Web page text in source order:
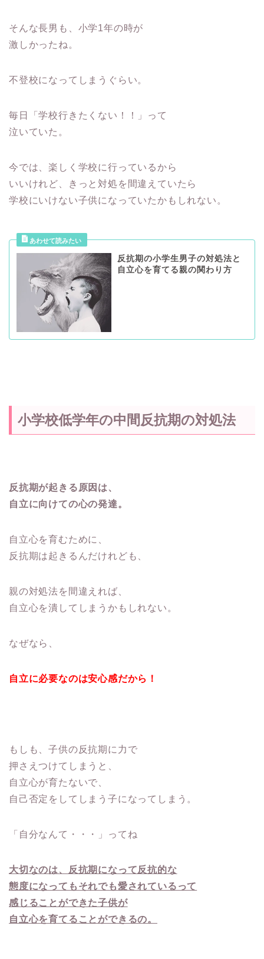
そんな長男も、小学1年の時が
激しかったね。
不登校になってしまうぐらい。
毎日「学校行きたくない！！」って
泣いていた。
今では、楽しく学校に行っているから
いいけれど、きっと対処を間違えていたら
学校にいけない子供になっていたかもしれない。
反抗期の小学生男子の対処法と
自立心を育てる親の関わり方
小学校低学年の中間反抗期の対処法
反抗期が起きる原因は、
自立に向けての心の発達。
自立心を育むために、
反抗期は起きるんだけれども、
親の対処法を間違えれば、
自立心を潰してしまうかもしれない。
なぜなら、
自立に必要なのは安心感だから！
もしも、子供の反抗期に力で
押さえつけてしまうと、
自立心が育たないで、
自己否定をしてしまう子になってしまう。
「自分なんて・・・」ってね
大切なのは、反抗期になって反抗的な
態度になってもそれでも愛されているって
感じることができた子供が
自立心を育てることができるの。